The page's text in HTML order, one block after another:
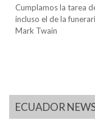
Cumplamos la tarea
incluso el de la
Mark Twain
ECUADOR